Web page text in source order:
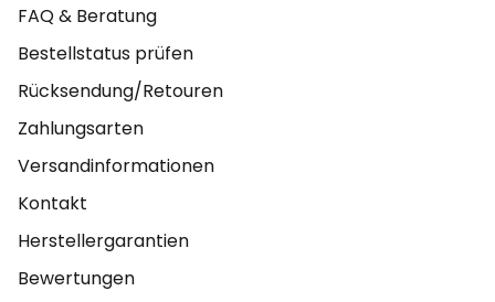
FAQ & Beratung
Bestellstatus prüfen
Rücksendung/Retouren
Zahlungsarten
Versandinformationen
Kontakt
Herstellergarantien
Bewertungen